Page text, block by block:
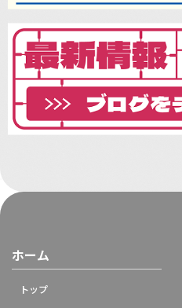
ホーム
トップ